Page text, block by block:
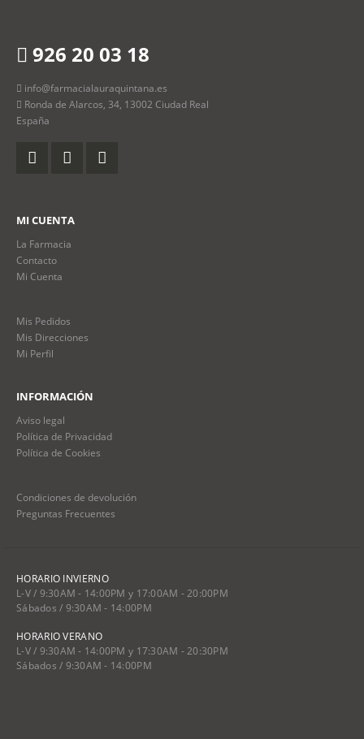
926 20 03 18
info@farmacialauraquintana.es
Ronda de Alarcos, 34, 13002 Ciudad Real
España
MI CUENTA
La Farmacia
Contacto
Mi Cuenta
Mis Pedidos
Mis Direcciones
Mi Perfil
INFORMACIÓN
Aviso legal
Política de Privacidad
Política de Cookies
Condiciones de devolución
Preguntas Frecuentes
HORARIO INVIERNO
L-V / 9:30AM - 14:00PM y 17:00AM - 20:00PM
Sábados / 9:30AM - 14:00PM
HORARIO VERANO
L-V / 9:30AM - 14:00PM y 17:30AM - 20:30PM
Sábados / 9:30AM - 14:00PM